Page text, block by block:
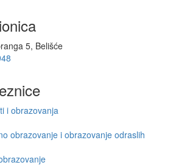
5, Belišće
i obrazovanja
obrazovanje i obrazovanje odraslih